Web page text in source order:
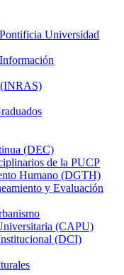
Universidad
(INRAS)
(DEC)
de la PUCP
Humano (DGTH)
y Evaluación
(CAPU)
(DCI)